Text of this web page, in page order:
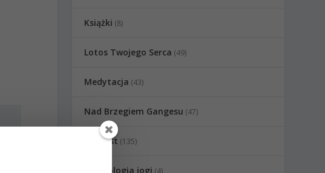
Książki (8)
Lotos Twojego Serca (49)
Medytacja (43)
Nad Brzegiem Gangesu (47)
Podcast (135)
Psychologia jogi